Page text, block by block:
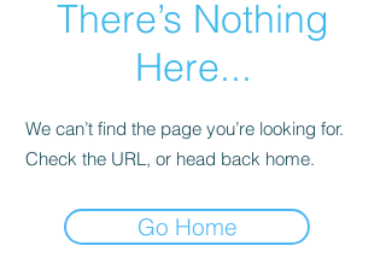
There’s Nothing
Here...
We can’t find the page you’re looking for.
Check the URL, or head back home.
Go Home